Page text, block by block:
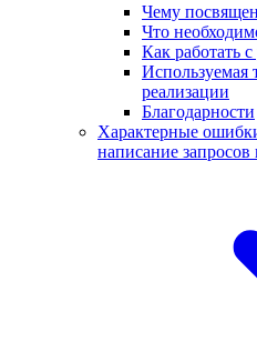
Чему
Что
Как работать
Используемая
реализации
Благодарности
Характерные
написание